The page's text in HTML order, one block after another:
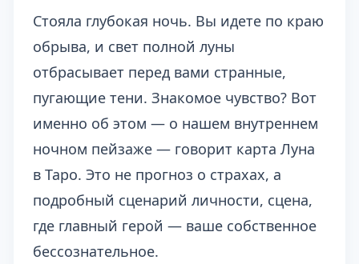
Стояла глубокая ночь. Вы идете по краю
обрыва, и свет полной луны
отбрасывает перед вами странные,
пугающие тени. Знакомое чувство? Вот
именно об этом — о нашем внутреннем
ночном пейзаже — говорит карта Луна
в Таро. Это не прогноз о страхах, а
подробный сценарий личности, сцена,
где главный герой — ваше собственное
бессознательное.